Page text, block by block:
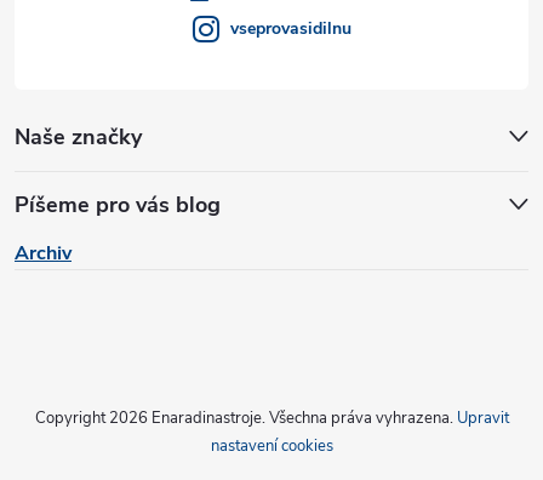
Naše značky
Píšeme pro vás blog
Archiv
vseprovasidilnu
Copyright 2026 Enaradinastroje. Všechna práva vyhrazena. Upravit
nastavení cookies